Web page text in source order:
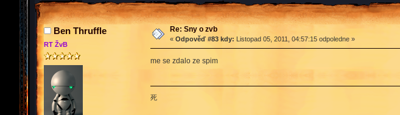
Ben Thruffle
RT ŽvB
Re: Sny o zvb
« Odpověď #83 kdy: Listopad 05, 2011, 04:57:15 odpoledne »
me se zdalo ze spim
死